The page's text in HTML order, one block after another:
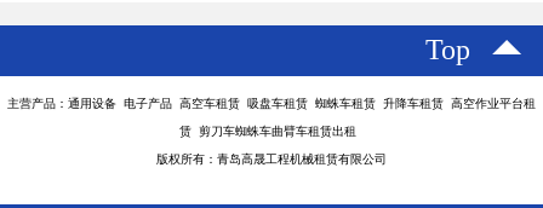
Top
主营产品：通用设备 电子产品 高空车租赁 吸盘车租赁 蜘蛛车租赁 升降车租赁 高空作业平台租
赁 剪刀车蜘蛛车曲臂车租赁出租
版权所有：青岛高晟工程机械租赁有限公司